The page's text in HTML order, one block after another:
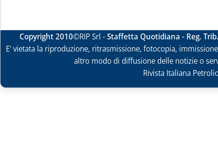
Copyright 2010©RIP Srl -Staffetta Quotidiana - Reg.
E' vietata la riproduzione, ritrasmissione, fotocopia,
altro modo di diffusione delle notizie o
Rivista Italiana